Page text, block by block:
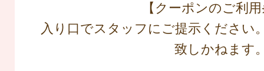
【クーポンのご利
入り口でスタッフにご提示ください
致しかねます